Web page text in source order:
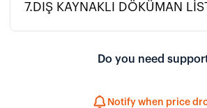
7.DIŞ KAYNAKLI DÖKÜMAN
Do you need
Notify when price